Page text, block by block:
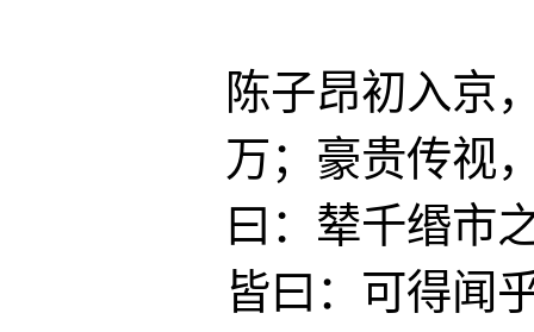
陈子昂初入京
万；豪贵传视
曰：辇千缗市
皆曰：可得闻